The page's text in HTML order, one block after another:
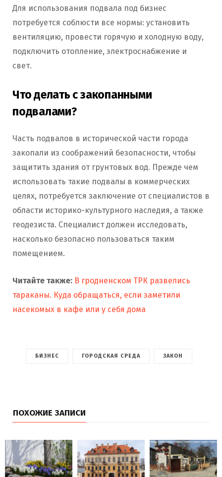
Для использования подвала под бизнес
потребуется соблюсти все нормы: установить
вентиляцию, провести горячую и холодную воду,
подключить отопление, электроснабжение и
свет.
Что делать с закопанными
подвалами?
Часть подвалов в исторической части города
закопали из соображений безопасности, чтобы
защитить здания от грунтовых вод. Прежде чем
использовать такие подвалы в коммерческих
целях, потребуется заключение от специалистов в
области историко-культурного наследия, а также
геодезиста. Специалист должен исследовать,
насколько безопасно пользоваться таким
помещением.
Читайте также: В гродненском ТРК развелись
тараканы. Куда обращаться, если заметили
насекомых в кафе или у себя дома
БИЗНЕС ГОРОДСКАЯ СРЕДА ЗАКОН
ПОХОЖИЕ ЗАПИСИ